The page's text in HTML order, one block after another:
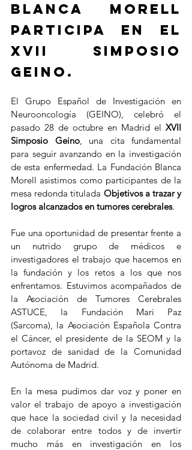
Blanca Morell
participa en el
XVII simposio
GEINO.
El Grupo Español de Investigación en
Neurooncología (GEINO), celebró el
pasado 28 de octubre en Madrid el XVII
Simposio Geino, una cita fundamental
para seguir avanzando en la investigación
de esta enfermedad. La Fundación Blanca
Morell asistimos como participantes de la
mesa redonda titulada Objetivos a trazar y
logros alcanzados en tumores cerebrales.
Fue una oportunidad de presentar frente a
un nutrido grupo de médicos e
investigadores el trabajo que hacemos en
la fundación y los retos a los que nos
enfrentamos. Estuvimos acompañados de
la Asociación de Tumores Cerebrales
ASTUCE, la Fundación Mari Paz
(Sarcoma), la Asociación Española Contra
el Cáncer, el presidente de la SEOM y la
portavoz de sanidad de la Comunidad
Autónoma de Madrid.
En la mesa pudimos dar voz y poner en
valor el trabajo de apoyo a investigación
que hace la sociedad civil y la necesidad
de colaborar entre todos y de invertir
mucho más en investigación en los